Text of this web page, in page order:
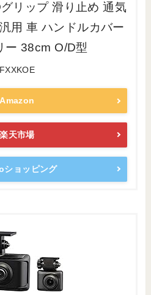
リップ 滑り止め 通気
用 車 ハンドルカバー
ー 38cm O/D型
FXXKOE
Amazon
楽天市場
ショッピング